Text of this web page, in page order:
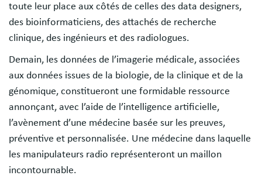
toute leur place aux côtés de celles des data designers,
des bioinformaticiens, des attachés de recherche
clinique, des ingénieurs et des radiologues.
Demain, les données de l’imagerie médicale, associées
aux données issues de la biologie, de la clinique et de la
génomique, constitueront une formidable ressource
annonçant, avec l’aide de l’intelligence artificielle,
l’avènement d’une médecine basée sur les preuves,
préventive et personnalisée. Une médecine dans laquelle
les manipulateurs radio représenteront un maillon
incontournable.